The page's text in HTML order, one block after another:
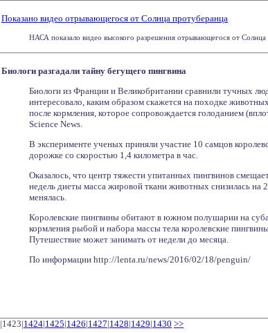
Показано видео отрывающегося от Солнца протуберанца
НАСА показало видео высокого разрешения отрывающегося от
Биологи разгадали тайну бегущего пингвина
Биологи из Франции и Великобритании сравнили тучных
интересовало, каким образом скажется на походке
после кормления, которое сопровождается голоданием
Science News.
В эксперименте ученых приняли участие 10 самцов
дорожке со скоростью 1,4 километра в час.
Оказалось, что центр тяжести упитанных пингвинов
недель диеты масса жировой ткани животных снизилась
менялась.
Королевские пингвины обитают в южном полушарии на
кормления рыбой и набора массы тела королевские
Путешествие может занимать от недели до месяца.
По информации http://lenta.ru/news/2016/02/18/penguin/
|1423|1424|1425|1426|1427|1428|1429|1430 >>